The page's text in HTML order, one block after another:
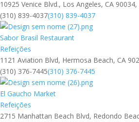
10925 Venice Blvd., Los Angeles, CA 90034,
(310) 839-4037(310) 839-4037
Sabor Brasil Restaurant
Refeições
1121 Aviation Blvd, Hermosa Beach, CA
(310) 376-7445(310) 376-7445
El Gaucho Market
Refeições
2715 Manhattan Beach Blvd, Redondo